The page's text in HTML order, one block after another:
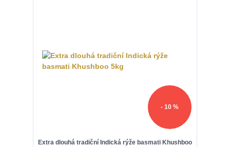
- 10 %
Extra dlouhá tradiční Indická rýže basmati Khushboo